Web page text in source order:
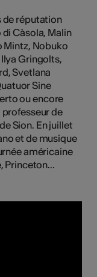
de réputation
Càsola, Malin
Mintz, Nobuko
Gringolts,
Svetlana
Sine
ou encore
professeur de
Sion. En juillet
et de musique
américaine
Princeton...